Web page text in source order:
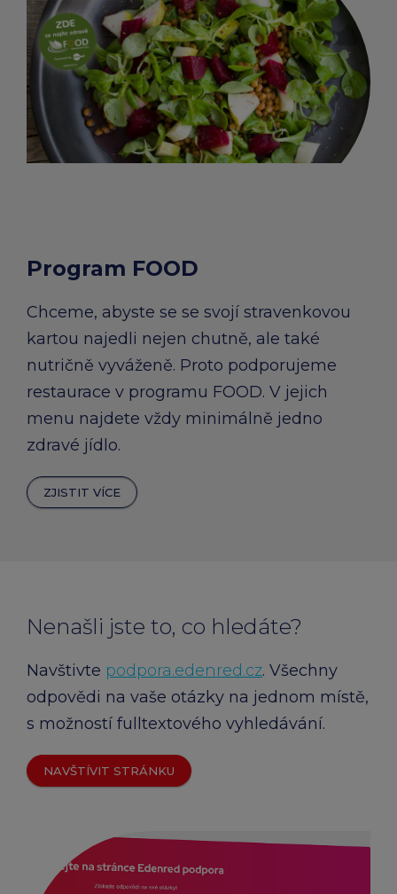
Program FOOD
Chceme, abyste se se svojí stravenkovou
kartou najedli nejen chutně, ale také
nutričně vyváženě. Proto podporujeme
restaurace v programu FOOD. V jejich
menu najdete vždy minimálně jedno
zdravé jídlo.
ZJISTIT VÍCE
Nenašli jste to, co hledáte?
Navštivte podpora.edenred.cz. Všechny
odpovědi na vaše otázky na jednom místě,
s možností fulltextového vyhledávání.
NAVŠTÍVIT STRÁNKU